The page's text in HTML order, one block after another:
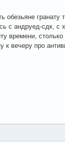
обезьяне
с андруед-сдк, с
времени,
вечеру про